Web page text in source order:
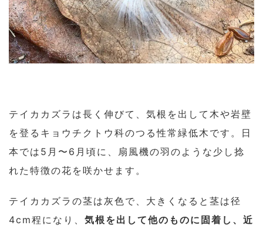
テイカカズラは長く伸びて、気根を出して木や岩壁
を登るキョウチクトウ科のつる性常緑低木です。日
本では5月〜6月頃に、扇風機の羽のような少し捻
れた特徴の花を咲かせます。
テイカカズラの茎は灰色で、大きくなると茎は径
4cm程になり、 気根を出して他のものに固着し、近